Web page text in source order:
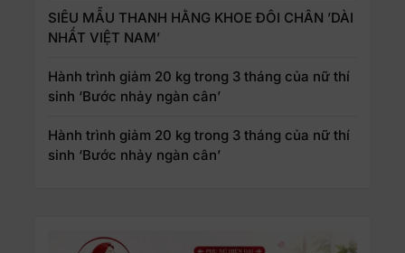
SIÊU MẪU THANH HẰNG KHOE ĐÔI CHÂN ’DÀI
NHẤT VIỆT NAM’
Hành trình giảm 20 kg trong 3 tháng của nữ thí
sinh ‘Bước nhảy ngàn cân’
Hành trình giảm 20 kg trong 3 tháng của nữ thí
sinh ‘Bước nhảy ngàn cân’